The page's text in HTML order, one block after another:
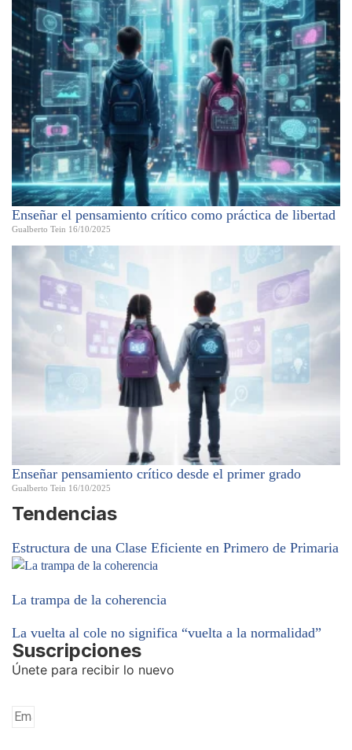
Enseñar el pensamiento crítico como práctica de libertad
Gualberto Tein 16/10/2025
Enseñar pensamiento crítico desde el primer grado
Gualberto Tein 16/10/2025
Tendencias
Estructura de una Clase Eficiente en Primero de Primaria
La trampa de la coherencia
La vuelta al cole no significa “vuelta a la normalidad”
Suscripciones
Únete para recibir lo nuevo